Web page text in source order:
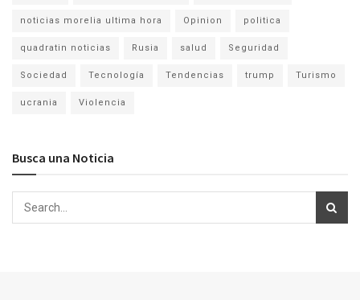
noticias morelia ultima hora Opinion politica
quadratin noticias Rusia salud Seguridad
Sociedad Tecnología Tendencias trump Turismo
ucrania Violencia
Busca una Noticia